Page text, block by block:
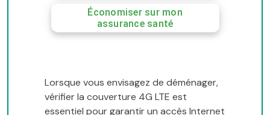
Économiser sur mon
assurance santé
Lorsque vous envisagez de déménager,
vérifier la couverture 4G LTE est
essentiel pour garantir un accès Internet